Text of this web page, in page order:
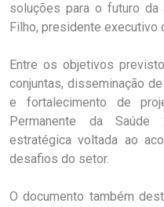
soluções para o futuro da
Filho, presidente executivo
Entre os objetivos
conjuntas, disseminação
e fortalecimento de
Permanente da
estratégica voltada ao
desafios do setor.
O documento também